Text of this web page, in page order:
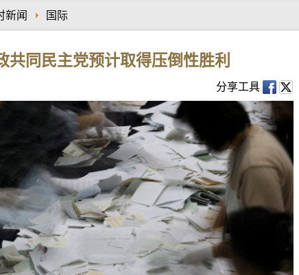
c
新闻 国际
同民主党预计取得压倒性胜利
分享工具